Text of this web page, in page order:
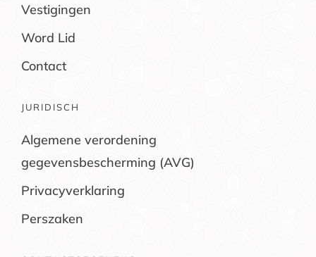
Vestigingen
Word Lid
Contact
JURIDISCH
Algemene verordening
gegevensbescherming (AVG)
Privacyverklaring
Perszaken